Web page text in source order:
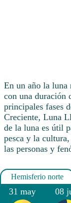
En un año la luna
con una duración
principales fases
Creciente, Luna
de la luna es útil
pesca y la
las personas y
31 may 08